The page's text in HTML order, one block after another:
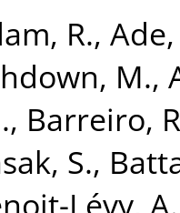
R., Ade,
M.,
, Barreiro,
S.,
Lévy, A.